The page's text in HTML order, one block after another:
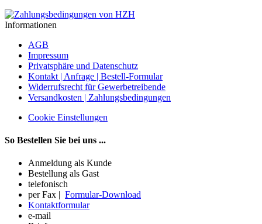
Informationen
AGB
Impressum
Privatsphäre und Datenschutz
Kontakt | Anfrage | Bestell-Formular
Widerrufsrecht für Gewerbetreibende
Versandkosten | Zahlungsbedingungen
Cookie Einstellungen
So Bestellen Sie bei uns ...
Anmeldung als Kunde
Bestellung als Gast
telefonisch
per Fax | Formular-Download
Kontaktformular
e-mail